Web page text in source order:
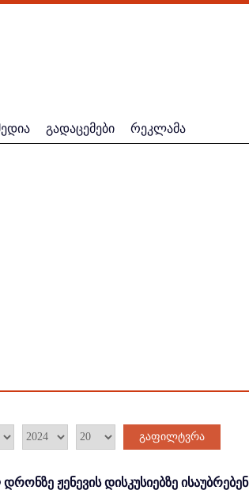
გადაცემები რეკლამა
გაფილტვრა
ჟენევის დისკუსიებზე ისაუბრებენ